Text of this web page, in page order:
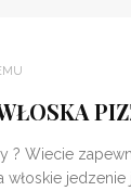
? Wiecie
włoskie jedzenie